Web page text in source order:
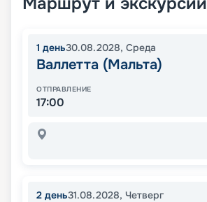
1 день30.08.2028, Среда
Валлетта (Мальта)
ОТПРАВЛЕНИЕ
17:00
2 день31.08.2028, Четверг